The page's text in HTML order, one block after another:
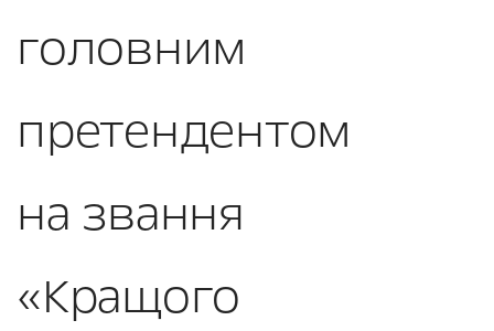
головним
претендентом
на звання
«Кращого